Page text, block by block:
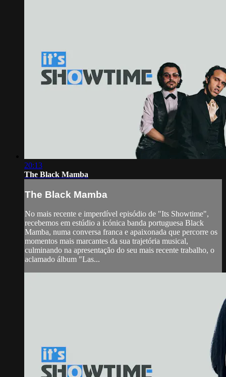
20:13
The Black Mamba
The Black Mamba
No mais recente e imperdível episódio de "Its Showtime",
recebemos em estúdio a icónica banda portuguesa Black
Mamba, numa conversa franca e apaixonada que percorre os
momentos mais marcantes da sua trajetória musical,
culminando na apresentação do seu mais recente trabalho, o
aclamado álbum "Las...